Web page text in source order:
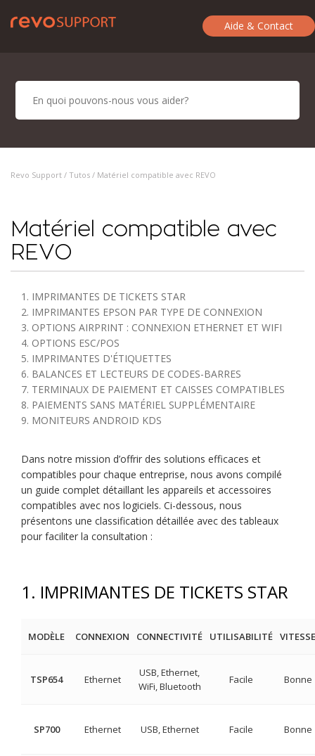
Aide & Contact
Revo Support / Tutos / Matériel compatible avec REVO
Matériel compatible avec
REVO
1. IMPRIMANTES DE TICKETS STAR
2. IMPRIMANTES EPSON PAR TYPE DE CONNEXION
3. OPTIONS AIRPRINT : CONNEXION ETHERNET ET WIFI
4. OPTIONS ESC/POS
5. IMPRIMANTES D'ÉTIQUETTES
6. BALANCES ET LECTEURS DE CODES-BARRES
7. TERMINAUX DE PAIEMENT ET CAISSES COMPATIBLES
8. PAIEMENTS SANS MATÉRIEL SUPPLÉMENTAIRE
9. MONITEURS ANDROID KDS
Dans notre mission d’offrir des solutions efficaces et
compatibles pour chaque entreprise, nous avons compilé
un guide complet détaillant les appareils et accessoires
compatibles avec nos logiciels. Ci-dessous, nous
présentons une classification détaillée avec des tableaux
pour faciliter la consultation :
1. IMPRIMANTES DE TICKETS STAR
MODÈLE CONNEXION CONNECTIVITÉ UTILISABILITÉ VITESSE
TSP654 Ethernet
USB, Ethernet,
WiFi, Bluetooth
Facile Bonne
SP700 Ethernet USB, Ethernet Facile Bonne